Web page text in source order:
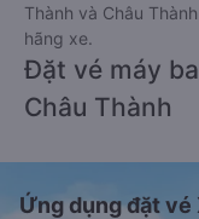
Thành và Châu
hãng xe.
Đặt vé máy
Châu Thành
Ứng dụng đặt vé